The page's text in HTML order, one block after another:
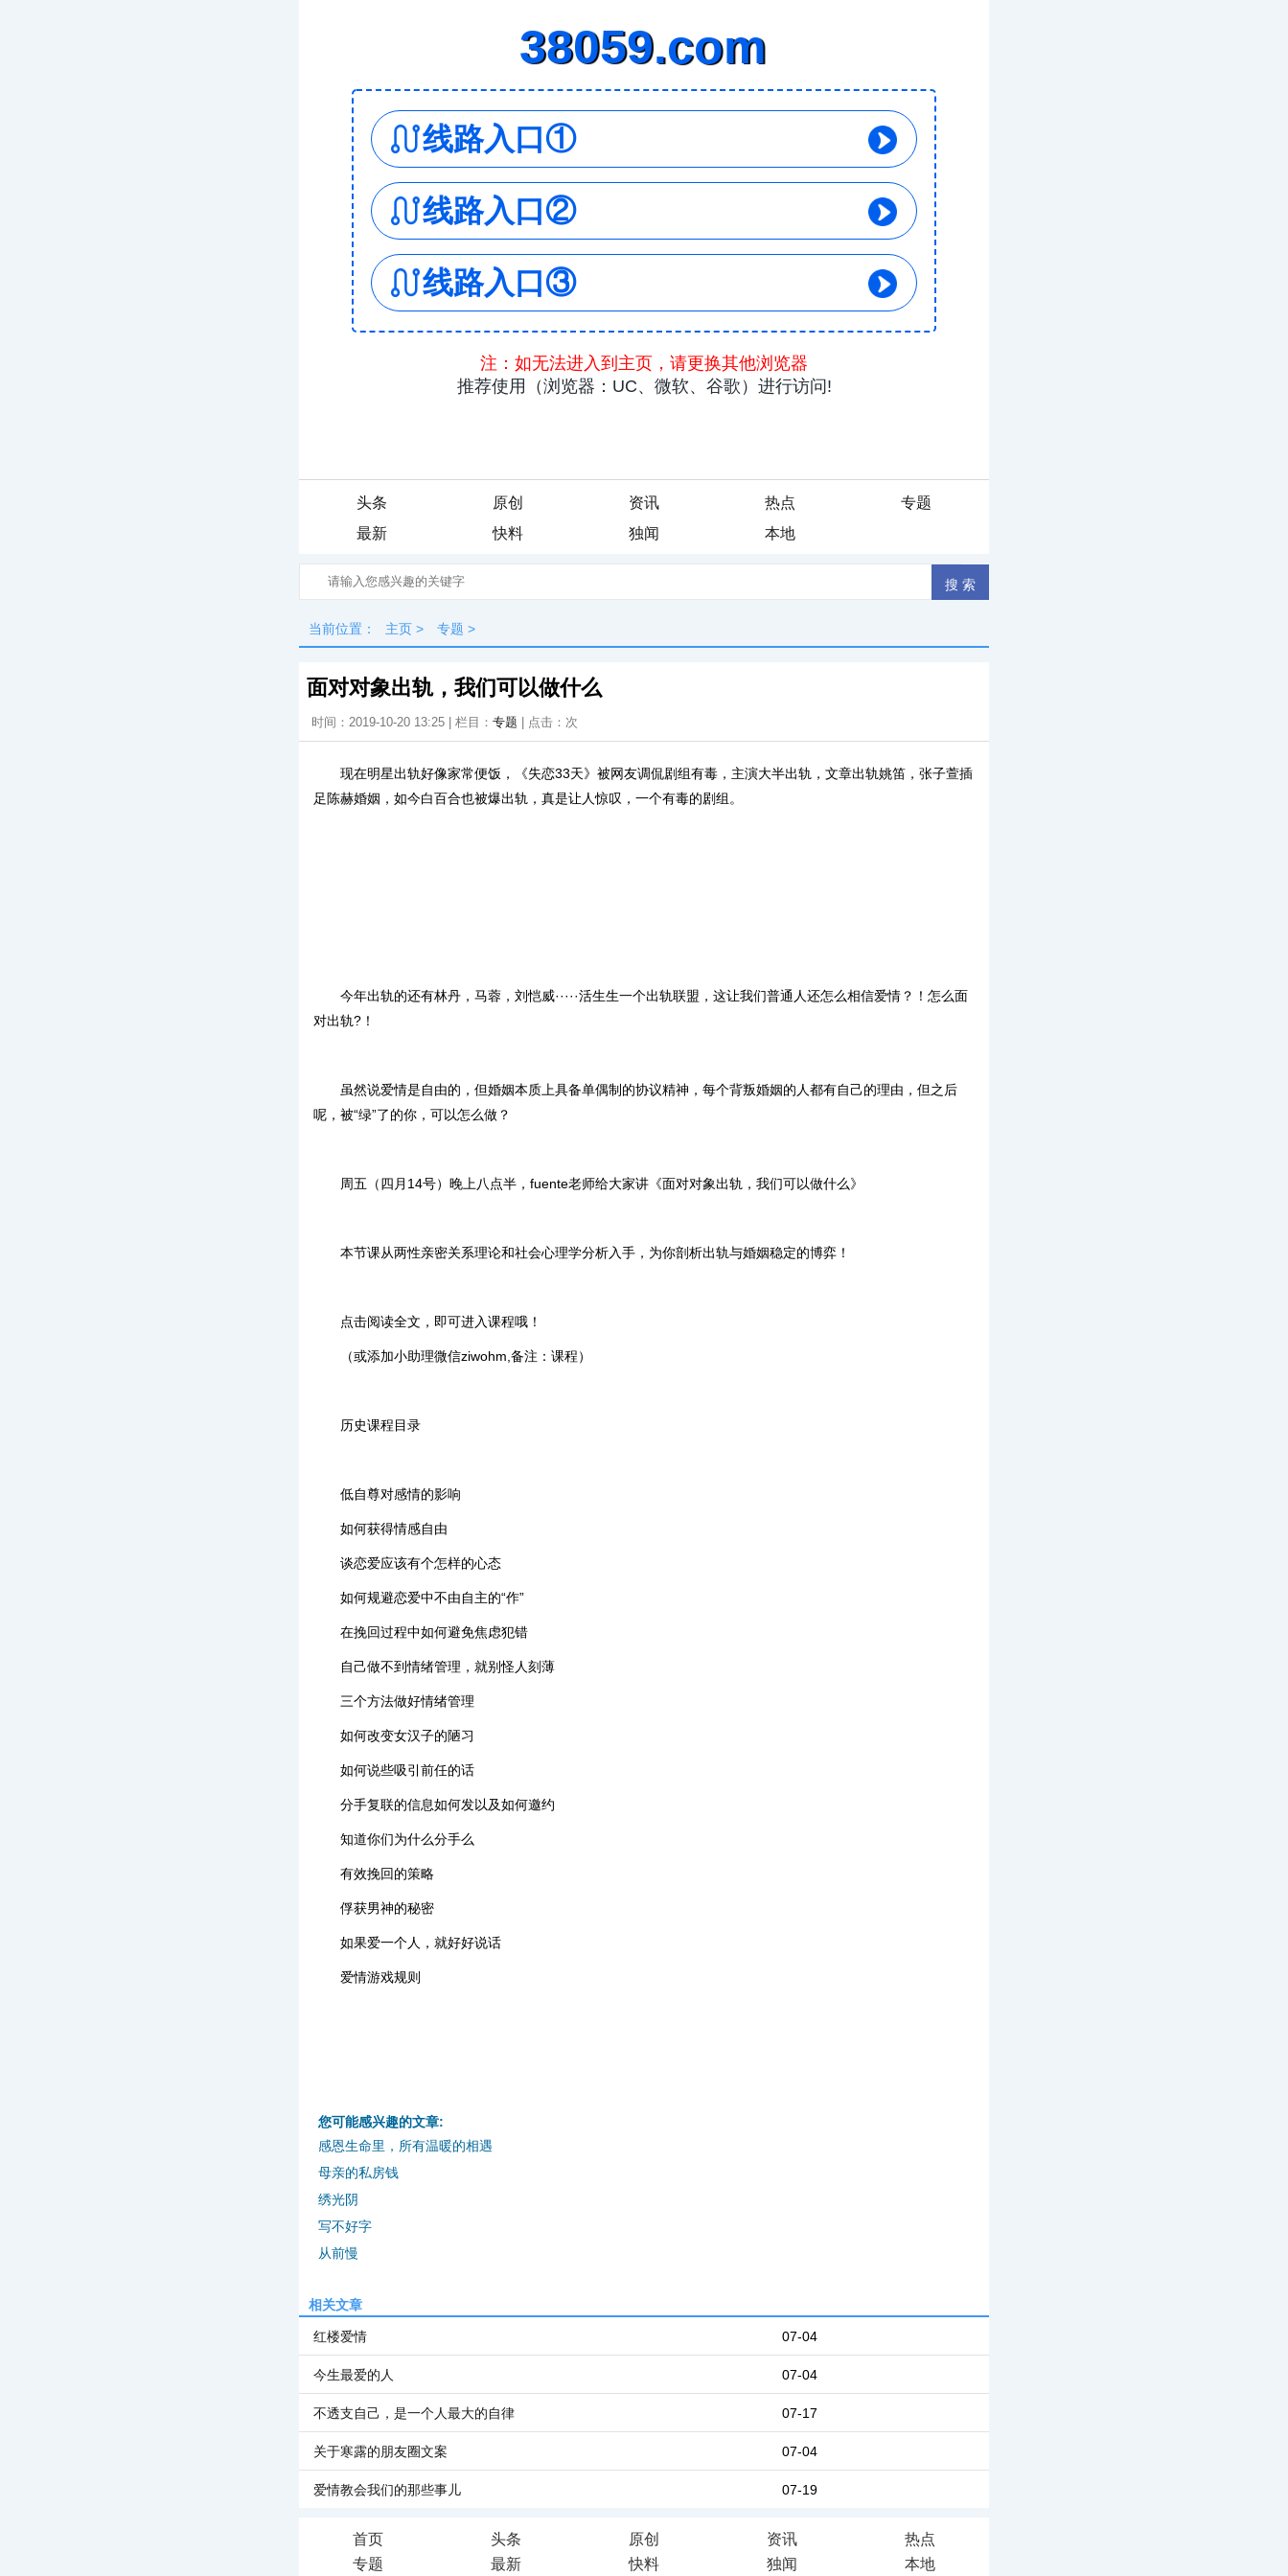
头条 原创 资讯 热点
专题
最新
快料 独闻 本地
当前位置： 主页 > 专题 >
面对对象出轨，我们可以做什么
时间：2019-10-20 13:25 | 栏目： 专题 | 点击： 次
现在明星出轨好像家常便饭，《失恋33天》被网友调侃剧组有毒，主演大半出轨，文章出轨姚笛，张子萱插
足陈赫婚姻，如今白百合也被爆出轨，真是让人惊叹，一个有毒的剧组。
今年出轨的还有林丹，马蓉，刘恺威·····活生生一个出轨联盟，这让我们普通人还怎么相信爱情？！怎么面
对出轨?！
虽然说爱情是自由的，但婚姻本质上具备单偶制的协议精神，每个背叛婚姻的人都有自己的理由，但之后
呢，被“绿”了的你，可以怎么做？
周五（四月14号）晚上八点半，fuente老师给大家讲《面对对象出轨，我们可以做什么》
本节课从两性亲密关系理论和社会心理学分析入手，为你剖析出轨与婚姻稳定的博弈！
点击阅读全文，即可进入课程哦！
（或添加小助理微信ziwohm,备注：课程）
历史课程目录
低自尊对感情的影响
如何获得情感自由
谈恋爱应该有个怎样的心态
如何规避恋爱中不由自主的“作”
在挽回过程中如何避免焦虑犯错
自己做不到情绪管理，就别怪人刻薄
三个方法做好情绪管理
如何改变女汉子的陋习
如何说些吸引前任的话
分手复联的信息如何发以及如何邀约
知道你们为什么分手么
有效挽回的策略
俘获男神的秘密
如果爱一个人，就好好说话
爱情游戏规则
您可能感兴趣的文章:
感恩生命里，所有温暖的相遇
母亲的私房钱
绣光阴
写不好字
从前慢
相关文章
07-04
红楼爱情
07-04
今生最爱的人
07-17
不透支自己，是一个人最大的自律
07-04
关于寒露的朋友圈文案
07-19
爱情教会我们的那些事儿
首页 头条 原创 资讯
热点
专题
最新 快料 独闻 本地